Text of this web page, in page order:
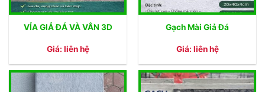
VỈA GIẢ ĐÁ VÀ VÂN 3D
Giá: liên hệ
Gạch Mài Giả Đá
Giá: liên hệ